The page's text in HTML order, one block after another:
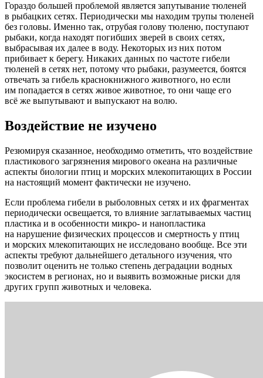
Гораздо большей проблемой является запутывание тюленей
в рыбацких сетях. Периодически мы находим трупы тюленей
без головы. Именно так, отрубая голову тюленю, поступают
рыбаки, когда находят погибших зверей в своих сетях,
выбрасывая их далее в воду. Некоторых из них потом
прибивает к берегу. Никаких данных по частоте гибели
тюленей в сетях нет, потому что рыбаки, разумеется, боятся
отвечать за гибель краснокнижного животного, но если
им попадается в сетях живое животное, то они чаще его
всё же выпутывают и выпускают на волю.
Воздействие не изучено
Резюмируя сказанное, необходимо отметить, что воздействие
пластикового загрязнения мирового океана на различные
аспекты биологии птиц и морских млекопитающих в России
на настоящий момент фактически не изучено.
Если проблема гибели в рыболовных сетях и их фрагментах
периодически освещается, то влияние заглатываемых частиц
пластика и в особенности микро- и нанопластика
на нарушение физических процессов и смертность у птиц
и морских млекопитающих не исследовано вообще. Все эти
аспекты требуют дальнейшего детального изучения, что
позволит оценить не только степень деградации водных
экосистем в регионах, но и выявить возможные риски для
других групп животных и человека.